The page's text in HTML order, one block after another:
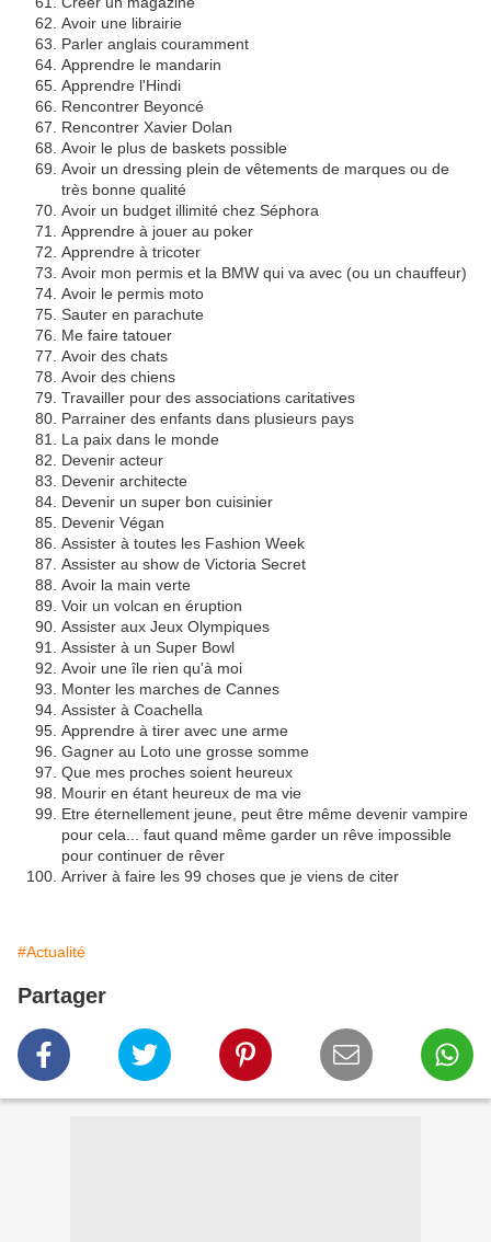
Avoir une librairie
Parler anglais couramment
Apprendre le mandarin
Apprendre l'Hindi
Rencontrer Beyoncé
Rencontrer Xavier Dolan
Avoir le plus de baskets possible
Avoir un dressing plein de vêtements de marques ou de
très bonne qualité
Avoir un budget illimité chez Séphora
Apprendre à jouer au poker
Apprendre à tricoter
Avoir mon permis et la BMW qui va avec (ou un chauffeur)
Avoir le permis moto
Sauter en parachute
Me faire tatouer
Avoir des chats
Avoir des chiens
Travailler pour des associations caritatives
Parrainer des enfants dans plusieurs pays
La paix dans le monde
Devenir acteur
Devenir architecte
Devenir un super bon cuisinier
Devenir Végan
Assister à toutes les Fashion Week
Assister au show de Victoria Secret
Avoir la main verte
Voir un volcan en éruption
Assister aux Jeux Olympiques
Assister à un Super Bowl
Avoir une île rien qu'à moi
Monter les marches de Cannes
Assister à Coachella
Apprendre à tirer avec une arme
Gagner au Loto une grosse somme
Que mes proches soient heureux
Mourir en étant heureux de ma vie
Etre éternellement jeune, peut être même devenir vampire
pour cela... faut quand même garder un rêve impossible
pour continuer de rêver
Arriver à faire les 99 choses que je viens de citer
#Actualité
Partager